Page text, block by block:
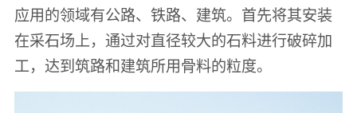
应用的领域有公路、铁路、建筑。首先将其安装
在采石场上，通过对直径较大的石料进行破碎加
工，达到筑路和建筑所用骨料的粒度。